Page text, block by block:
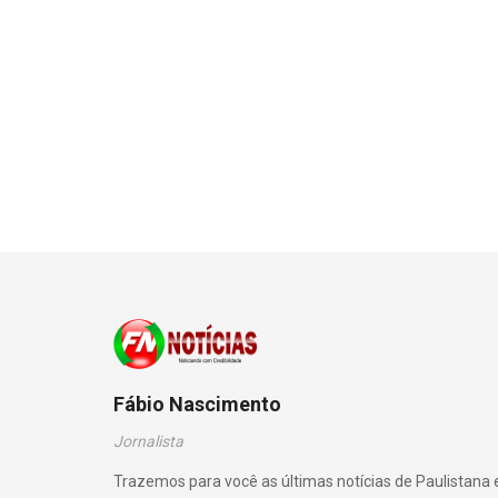
Fábio Nascimento
Jornalista
Trazemos para você as últimas notícias de Paulistana